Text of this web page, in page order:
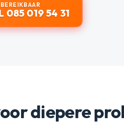
085 019 54 31
diepere